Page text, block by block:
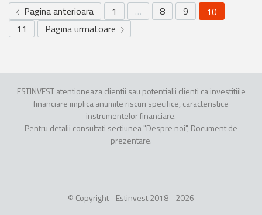
Pagina anterioara 1 … 8 9
10
11
Pagina urmatoare
ESTINVEST atentioneaza clientii sau potentialii clienti ca investitiile
financiare implica anumite riscuri specifice, caracteristice
instrumentelor financiare.
Pentru detalii consultati sectiunea "Despre noi", Document de
prezentare.
© Copyright - Estinvest 2018 - 2026